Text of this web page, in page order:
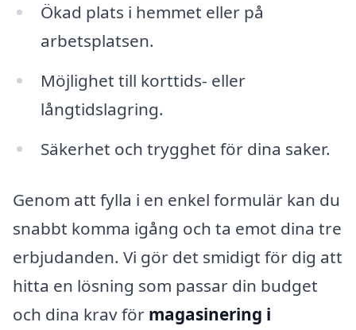
Ökad plats i hemmet eller på
arbetsplatsen.
Möjlighet till korttids- eller
långtidslagring.
Säkerhet och trygghet för dina saker.
Genom att fylla i en enkel formulär kan du
snabbt komma igång och ta emot dina tre
erbjudanden. Vi gör det smidigt för dig att
hitta en lösning som passar din budget
och dina krav för magasinering i